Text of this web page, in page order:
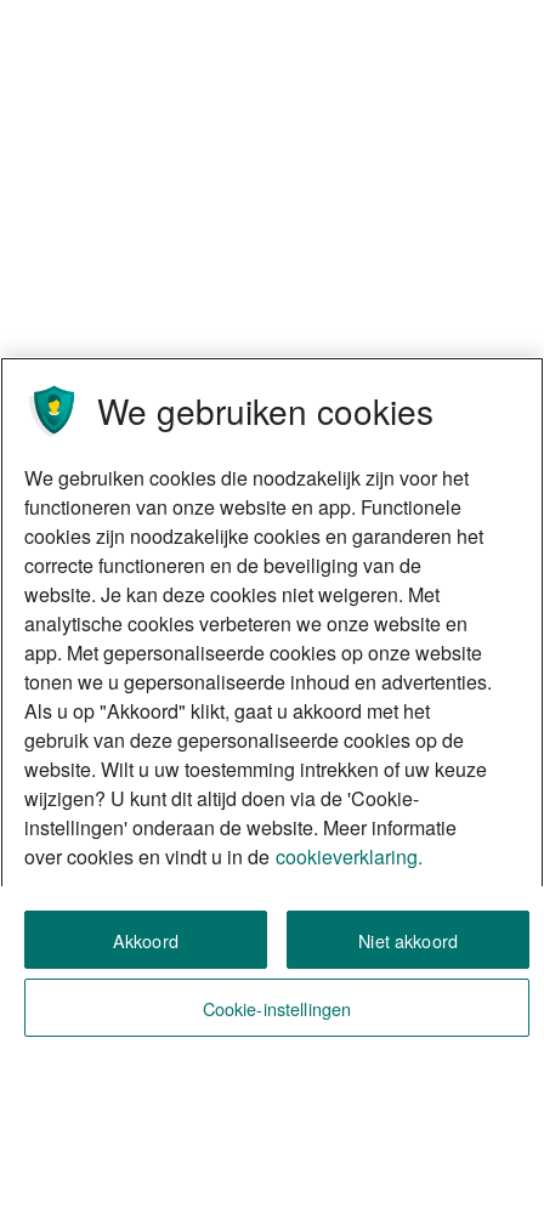
We gebruiken cookies
We gebruiken cookies die noodzakelijk zijn voor het
functioneren van onze website en app. Functionele
cookies zijn noodzakelijke cookies en garanderen het
correcte functioneren en de beveiliging van de
website. Je kan deze cookies niet weigeren. Met
analytische cookies verbeteren we onze website en
app. Met gepersonaliseerde cookies op onze website
tonen we u gepersonaliseerde inhoud en advertenties.
Als u op "Akkoord" klikt, gaat u akkoord met het
gebruik van deze gepersonaliseerde cookies op de
website. Wilt u uw toestemming intrekken of uw keuze
wijzigen? U kunt dit altijd doen via de 'Cookie-
instellingen' onderaan de website. Meer informatie
over cookies en vindt u in de cookieverklaring.
Akkoord Niet akkoord
Cookie-instellingen